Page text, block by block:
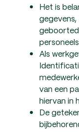
Het is
Als
van een
hiervan in
De